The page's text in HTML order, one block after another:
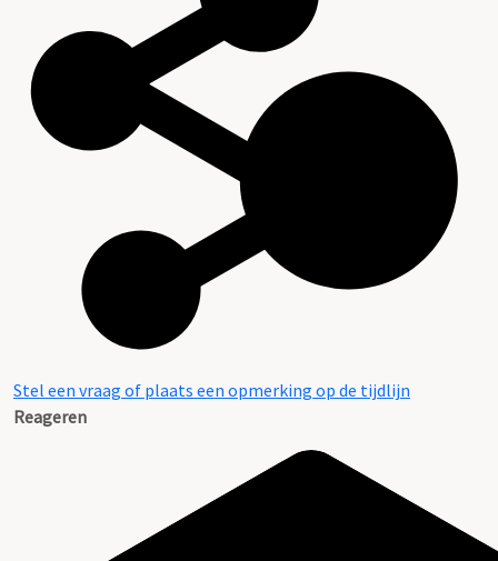
Aanwijzingen voor de gebruiker
Stel een vraag of plaats een opmerking op de tijdlijn
Reageren